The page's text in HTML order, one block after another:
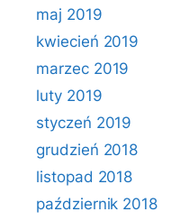
maj 2019
kwiecień 2019
marzec 2019
luty 2019
styczeń 2019
grudzień 2018
listopad 2018
październik 2018